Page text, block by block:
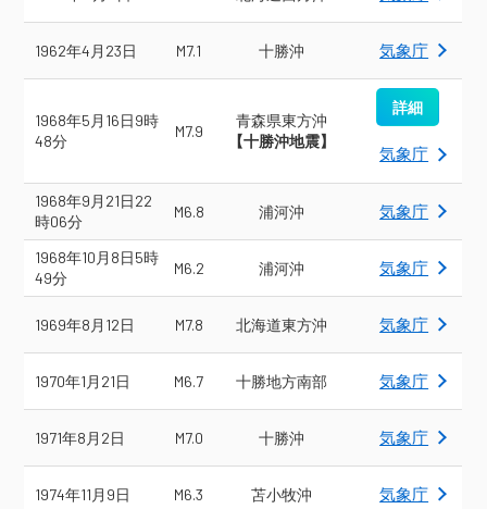
1962年4月23日 M7.1 十勝沖 気象庁
1968年5月16日9時
48分
M7.9
青森県東方沖
【十勝沖地震】
詳細
気象庁
1968年9月21日22
時06分
M6.8 浦河沖 気象庁
1968年10月8日5時
49分
M6.2 浦河沖 気象庁
1969年8月12日 M7.8 北海道東方沖 気象庁
1970年1月21日 M6.7 十勝地方南部 気象庁
1971年8月2日 M7.0 十勝沖 気象庁
1974年11月9日 M6.3 苫小牧沖 気象庁